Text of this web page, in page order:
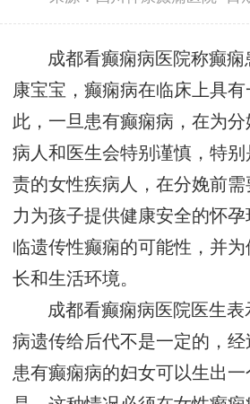
成都看癫痫病医院称癫
康宝宝，癫痫病在临床上具
此，一旦患有癫痫病，在为
病人和医生会特别谨慎，特
责的女性疾病人，在分娩前
力为孩子提供健康安全的怀
临遗传性癫痫的可能性，并
长和生活环境。
成都看癫痫病医院医生
病遗传给后代不是一定的，
患有癫痫病的妇女可以生出